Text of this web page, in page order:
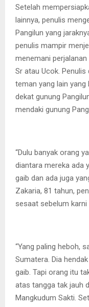
Setelah
lainnya, penulis
Pangilun yang
penulis mampir
menemani
Sr atau Ucok.
teman yang lain yang
dekat gunung
mendaki gunung
“Dulu banyak orang
diantara mereka ada
gaib dan ada juga
Zakaria, 81 tahun,
sesaat sebelum karni
“Yang paling heboh,
Sumatera. Dia
gaib. Tapi orang itu
atas tangga tak jauh
Mangkudum Sakti.